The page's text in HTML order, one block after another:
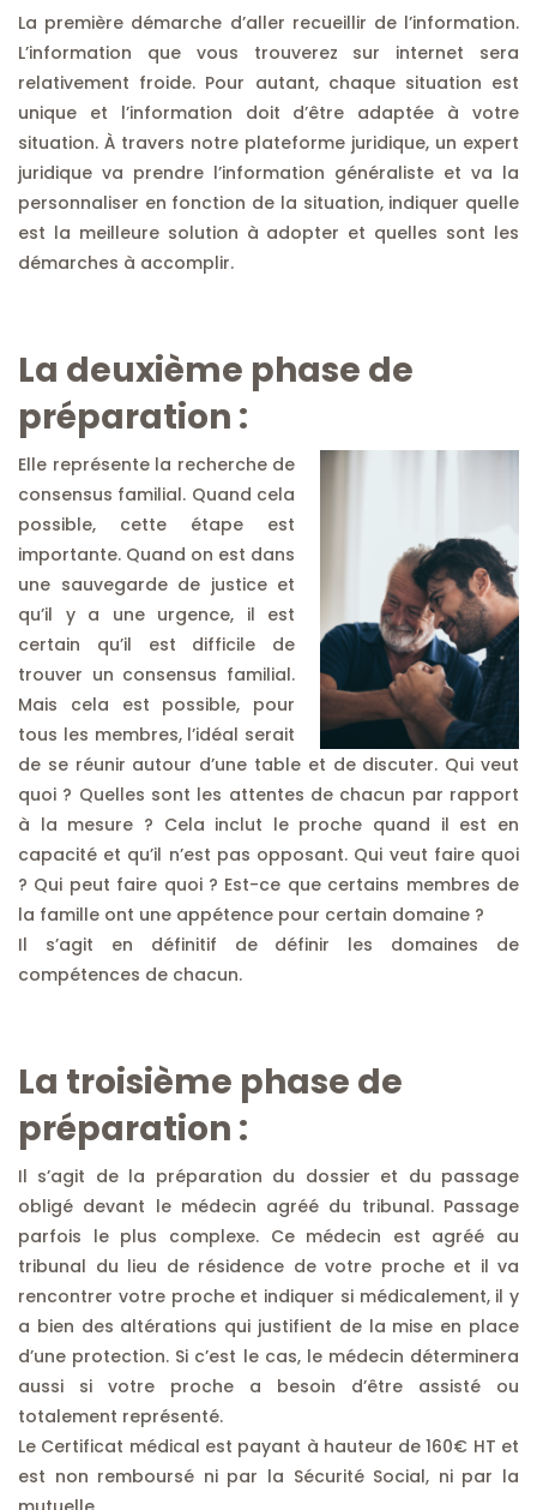
La première démarche d’aller recueillir de l’information.
L’information que vous trouverez sur internet sera
relativement froide. Pour autant, chaque situation est
unique et l’information doit d’être adaptée à votre
situation. À travers notre plateforme juridique, un expert
juridique va prendre l’information généraliste et va la
personnaliser en fonction de la situation, indiquer quelle
est la meilleure solution à adopter et quelles sont les
démarches à accomplir.
La deuxième phase de
préparation :
Elle représente la recherche de
consensus familial. Quand cela
possible, cette étape est
importante. Quand on est dans
une sauvegarde de justice et
qu’il y a une urgence, il est
certain qu’il est difficile de
trouver un consensus familial.
Mais cela est possible, pour
tous les membres, l’idéal serait
de se réunir autour d’une table et de discuter. Qui veut
quoi ? Quelles sont les attentes de chacun par rapport
à la mesure ? Cela inclut le proche quand il est en
capacité et qu’il n’est pas opposant. Qui veut faire quoi
? Qui peut faire quoi ? Est-ce que certains membres de
la famille ont une appétence pour certain domaine ?
Il s’agit en définitif de définir les domaines de
compétences de chacun.
La troisième phase de
préparation :
Il s’agit de la préparation du dossier et du passage
obligé devant le médecin agréé du tribunal. Passage
parfois le plus complexe. Ce médecin est agréé au
tribunal du lieu de résidence de votre proche et il va
rencontrer votre proche et indiquer si médicalement, il y
a bien des altérations qui justifient de la mise en place
d’une protection. Si c’est le cas, le médecin déterminera
aussi si votre proche a besoin d’être assisté ou
totalement représenté.
Le Certificat médical est payant à hauteur de 160€ HT et
est non remboursé ni par la Sécurité Social, ni par la